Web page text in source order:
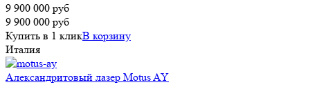
9 900 000 руб
9 900 000 руб
Купить в 1 кликВ корзину
Италия
Александритовый лазер Motus AY